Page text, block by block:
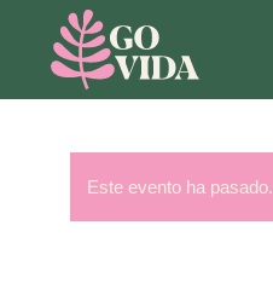
Este evento ha pasado.